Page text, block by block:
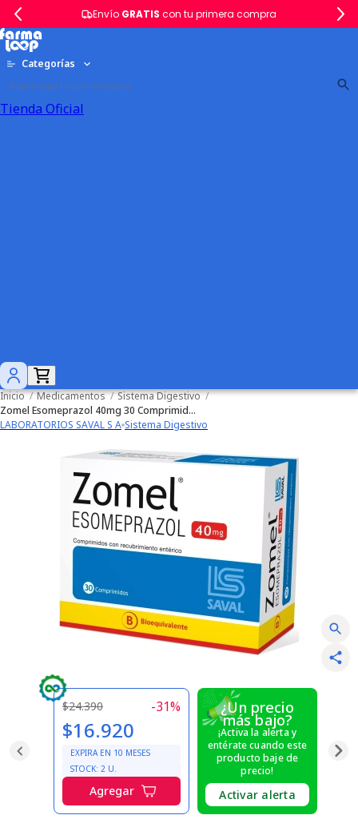
Envío GRATIS con tu primera compra
Categorías
Tienda Oficial
Inicio / Medicamentos / Sistema Digestivo /
Zomel Esomeprazol 40mg 30 Comprimidos Recubiertos
LABORATORIOS SAVAL S A Sistema Digestivo
$24.390 -31%
$16.920
EXPIRA EN 10 MESES
STOCK: 2 U.
Agregar
¿Un precio
más bajo?
¡Activa la alerta y
entérate cuando este
producto baje de
precio!
Activar alerta